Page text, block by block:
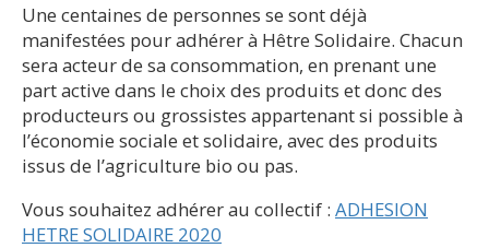
Une centaines de personnes se sont déjà
manifestées pour adhérer à Hêtre Solidaire. Chacun
sera acteur de sa consommation, en prenant une
part active dans le choix des produits et donc des
producteurs ou grossistes appartenant si possible à
l’économie sociale et solidaire, avec des produits
issus de l’agriculture bio ou pas.
Vous souhaitez adhérer au collectif : ADHESION
HETRE SOLIDAIRE 2020